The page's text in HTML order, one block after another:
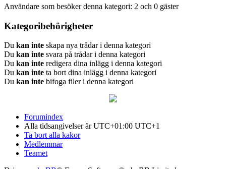
Användare som besöker denna kategori: 2 och 0 gäster
Kategoribehörigheter
Du kan inte skapa nya trådar i denna kategori
Du kan inte svara på trådar i denna kategori
Du kan inte redigera dina inlägg i denna kategori
Du kan inte ta bort dina inlägg i denna kategori
Du kan inte bifoga filer i denna kategori
Forumindex
Alla tidsangivelser är UTC+01:00 UTC+1
Ta bort alla kakor
Medlemmar
Teamet